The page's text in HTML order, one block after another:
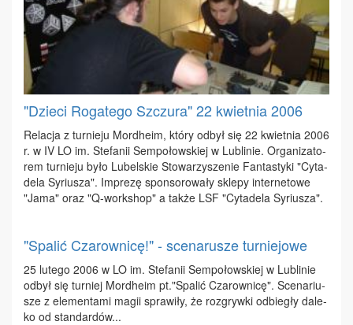
"Dzieci Rogatego Szczura" 22 kwietnia 2006
Re­la­cja z tur­nie­ju Mor­dhe­im, któ­ry od­był się 22 kwiet­nia 2006
r. w IV LO im. Ste­fa­nii Sem­po­łow­skiej w Lu­bli­nie. Or­ga­ni­za­to­
rem tur­nie­ju by­ło Lu­bel­skie Sto­wa­rzy­sze­nie Fan­ta­sty­ki "Cy­ta­
de­la Sy­riu­sza". Im­pre­zę spon­so­ro­wa­ły skle­py in­ter­ne­to­we
"Ja­ma" oraz "Q-work­shop" a tak­że LSF "Cy­ta­de­la Sy­riu­sza".
"Spalić Czarownicę!" - scenarusze turniejowe
25 lu­te­go 2006 w LO im. Ste­fa­nii Sem­po­łow­skiej w Lu­bli­nie
od­był się tur­niej Mor­dhe­im pt."Spa­lić Cza­row­ni­cę". Sce­na­riu­
sze z ele­men­ta­mi ma­gii spra­wi­ły, że roz­gryw­ki od­bie­gły da­le­
ko od stan­dar­dów...